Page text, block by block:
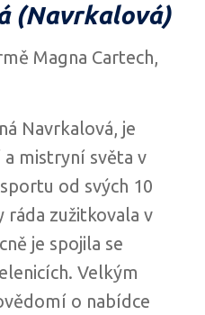
(Navrkalová)
Magna Cartech,
Navrkalová, je
mistryní světa v
od svých 10
ráda zužitkovala v
je spojila se
Velkým
o nabídce